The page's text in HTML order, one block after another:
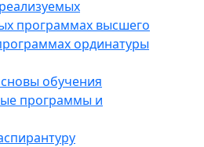
программах высшего
ординатуры
обучения
программы и